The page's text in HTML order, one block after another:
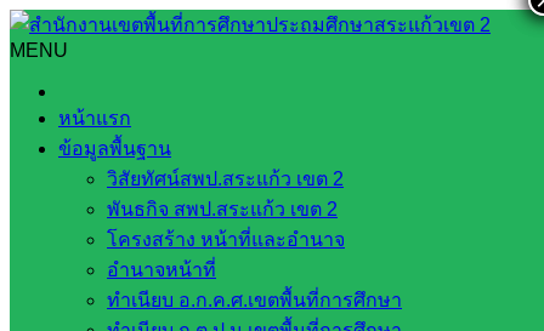
Skip
to
content
MENU
หน้าแรก
ข้อมูลพื้นฐาน
วิสัยทัศน์สพป.สระแก้ว เขต 2
พันธกิจ สพป.สระแก้ว เขต 2
โครงสร้าง หน้าที่และอำนาจ
อำนาจหน้าที่
ทำเนียบ อ.ก.ค.ศ.เขตพื้นที่การศึกษา
Search
อุทาหรณ์กรณีความผิดเกี่ยวกับวินัยข้าราชการครูและบุคลากร
ทางการศึกษา
อุทาหรณ์กรณีความผิดเกี่ยวกับวินัย
ข้าราชการครูและบุคลากรทางการศึกษา
เมษายน 11, 2025เมษายน 11, 2025
กฎหมายและคดี